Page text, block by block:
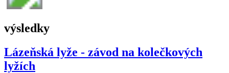
výsledky
Lázeňská lyže - závod na kolečkových
lyžích